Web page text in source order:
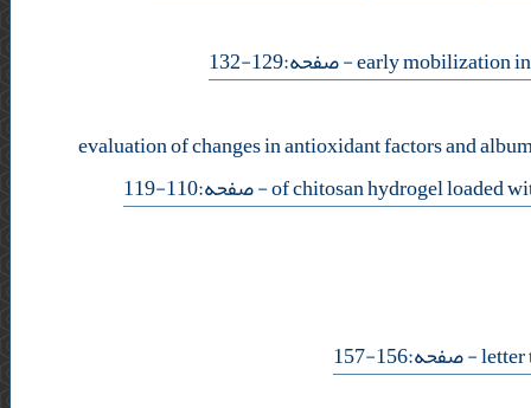
- صفحه:129-132
evaluation of changes in antioxidant factors and
of chitosan hydrogel loaded- صفحه:110-119
- صفحه:156-157